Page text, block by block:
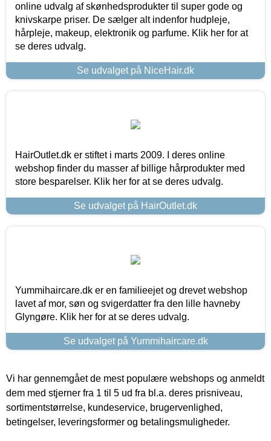
online udvalg af skønhedsprodukter til super gode og
knivskarpe priser. De sælger alt indenfor hudpleje,
hårpleje, makeup, elektronik og parfume. Klik her for at
se deres udvalg.
Se udvalget på NiceHair.dk
HairOutlet.dk er stiftet i marts 2009. I deres online
webshop finder du masser af billige hårprodukter med
store besparelser. Klik her for at se deres udvalg.
Se udvalget på HairOutlet.dk
Yummihaircare.dk er en familieejet og drevet webshop
lavet af mor, søn og svigerdatter fra den lille havneby
Glyngøre. Klik her for at se deres udvalg.
Se udvalget på Yummihaircare.dk
Vi har gennemgået de mest populære webshops og anmeldt
dem med stjerner fra 1 til 5 ud fra bl.a. deres prisniveau,
sortimentstørrelse, kundeservice, brugervenlighed,
betingelser, leveringsformer og betalingsmuligheder.